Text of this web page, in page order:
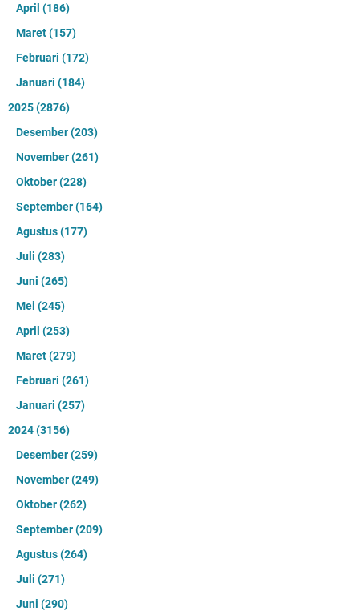
April (186)
Maret(157)
Februari (172)
Januari (184)
2025(2876)
Desember(203)
November(261)
Oktober(228)
September(164)
Agustus(177)
Juli (283)
Juni (265)
Mei (245)
April (253)
Maret(279)
Februari (261)
Januari (257)
2024(3156)
Desember(259)
November(249)
Oktober(262)
September(209)
Agustus(264)
Juli (271)
Juni (290)